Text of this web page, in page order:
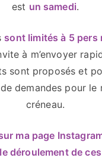
est un samedi.
sont limités à 5 pers
à m’envoyer
sont proposés et
demandes pour
créneau.
ma page
déroulement de